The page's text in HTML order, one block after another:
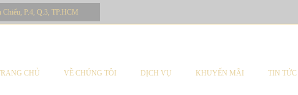
P.4, Q.3, TP.HCM
CHỦ VỀ CHÚNG TÔI DỊCH VỤ KHUYẾN MÃI TIN TỨC